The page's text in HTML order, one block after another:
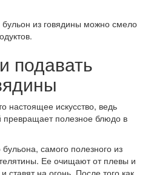
из говядины можно смело
подавать
настоящее искусство, ведь
полезное блюдо в
самого полезного из
Ее очищают от плевы и
ставят на огонь. После того как